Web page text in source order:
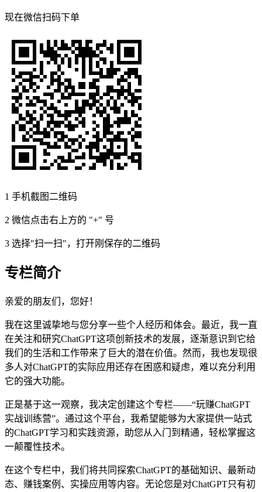
现在微信扫码下单
1 手机截图二维码
2 微信点击右上方的 "+" 号
3 选择"扫一扫"，打开刚保存的二维码
专栏简介
亲爱的朋友们，您好！
我在这里诚挚地与您分享一些个人经历和体会。最近，我一直
在关注和研究ChatGPT这项创新技术的发展，逐渐意识到它给
我们的生活和工作带来了巨大的潜在价值。然而，我也发现很
多人对ChatGPT的实际应用还存在困惑和疑虑，难以充分利用
它的强大功能。
正是基于这一观察，我决定创建这个专栏——“玩赚ChatGPT
实战训练营”。通过这个平台，我希望能够为大家提供一站式
的ChatGPT学习和实践资源，助您从入门到精通，轻松掌握这
一颠覆性技术。
在这个专栏中，我们将共同探索ChatGPT的基础知识、最新动
态、赚钱案例、实操应用等内容。无论您是对ChatGPT只有初